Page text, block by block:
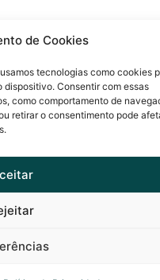
de Cookies
tecnologias como cookies
Consentir com essas
como comportamento de
retirar o consentimento pode